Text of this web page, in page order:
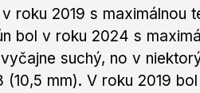
roku 2019 s maximálnou
bol v roku 2024 s
suchý, no v
(10,5 mm). V roku 2019